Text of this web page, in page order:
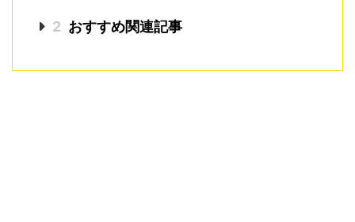
2 おすすめ関連記事